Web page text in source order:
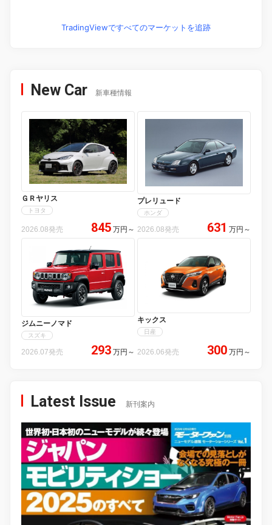
TradingViewですべてのマーケットを追跡
New Car 新車種情報
ＧＲヤリス
トヨタ
2026.08発売 845 万円 ～
プレリュード
ホンダ
2026.08発売 631 万円 ～
ジムニーノマド
スズキ
2026.07発売 293 万円 ～
キックス
日産
2026.06発売 300 万円 ～
Latest Issue 新刊案内